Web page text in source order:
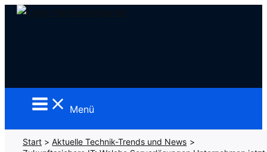
Zum
Menü
Start
Aktuelle Technik-Trends und News